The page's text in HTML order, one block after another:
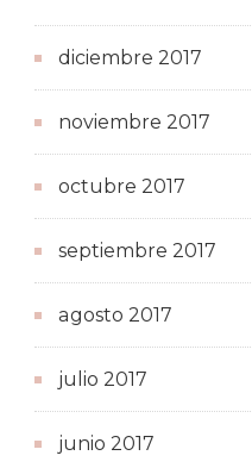
diciembre 2017
noviembre 2017
octubre 2017
septiembre 2017
agosto 2017
julio 2017
junio 2017